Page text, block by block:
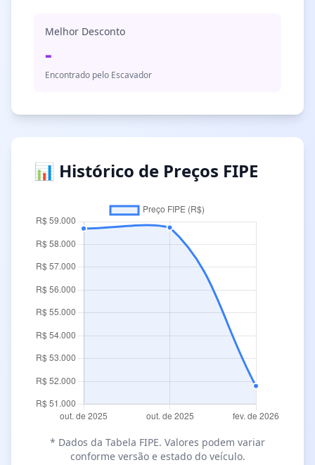
Melhor Desconto
-
Encontrado pelo Escavador
📊 Histórico de Preços FIPE
* Dados da Tabela FIPE. Valores podem variar
conforme versão e estado do veículo.